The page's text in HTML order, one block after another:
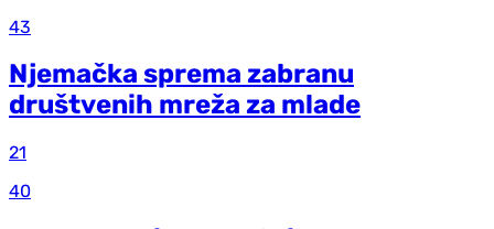
43
Njemačka sprema zabranu
društvenih mreža za mlade
21
40